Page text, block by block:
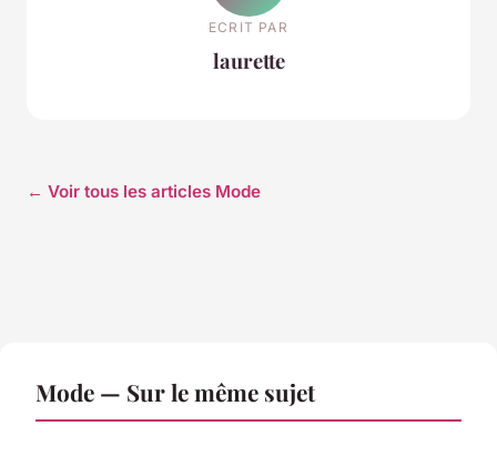
ECRIT PAR
laurette
← Voir tous les articles Mode
Mode — Sur le même sujet